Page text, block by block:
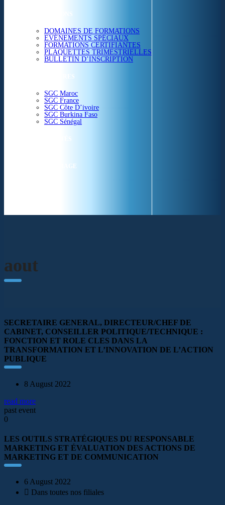
FORMATIONS
DOMAINES DE FORMATIONS
EVÉNEMENTS SPÉCIAUX
FORMATIONS CERTIFIANTES
PLAQUETTES TRIMESTRIELLES
BULLETIN D’INSCRIPTION
NOS CENTRES
SGC Maroc
SGC France
SGC Côte D’ivoire
SGC Burkina Faso
SGC Sénégal
ACTUALITÉS
SGC EN IMAGE
aout
SECRETAIRE GENERAL, DIRECTEUR/CHEF DE
CABINET, CONSEILLER POLITIQUE/TECHNIQUE :
FONCTION ET ROLE CLES DANS LA
TRANSFORMATION ET L’INNOVATION DE L’ACTION
PUBLIQUE
8 August 2022
read more
past event
0
LES OUTILS STRATÉGIQUES DU RESPONSABLE
MARKETING ET ÉVALUATION DES ACTIONS DE
MARKETING ET DE COMMUNICATION
6 August 2022
Dans toutes nos filiales